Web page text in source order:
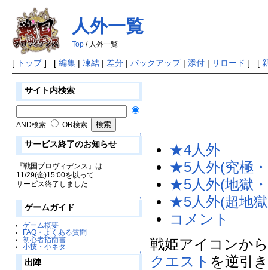
人外一覧
Top/ 人外一覧
[ トップ] [ 編集| 凍結| 差分| バックアップ| 添付| リロード ] [
サイト内検索
AND検索 OR検索
↑
サービス終了のお知らせ
『戦国プロヴィデンス』は
11/29(金)15:00を以って
サービス終了しました
↑
ゲームガイド
ゲーム概要
FAQ・よくある質問
初心者指南書
小技・小ネタ
↑
出陣
★4人外
★5人外(究極
★5人外(地獄
★5人外(超地
コメント
戦姫アイコンか
クエスト を逆引